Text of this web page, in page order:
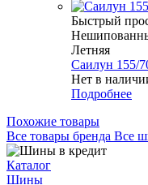
Быстрый
Летняя
Саилун 155/
Нет в
Подробнее
Похожие товары
Все товары бренда Все
Каталог
Шины